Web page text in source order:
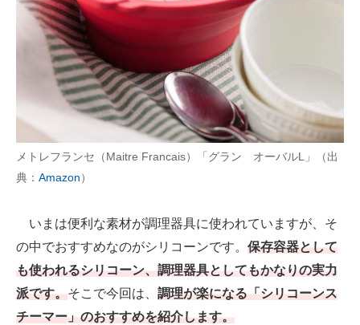
企業ITのトレンドを詳説
経営リーダーのコミュニティ
マーケ×ITの今がよく分かる
ITエンジニア向け専門サイト
企業向けIT製品の総合サイト
製造業のIT導入・活用を支援
モノづくり技術者専門サイト
エレクトロニクス専門サイト
メトレフランセ（Maitre Francais）「グラン オーバルL」（出
典： Amazon）
いまは便利な素材が調理器具に使われていますが、そ
の中でおすすめなのがシリコーンです。 保存容器として
も使われるシリコーン、調理器具としてもかなりの実力
派です。そこで今回は、 調理が楽になる「シリコーンス
チーマー」のおすすめを紹介します。